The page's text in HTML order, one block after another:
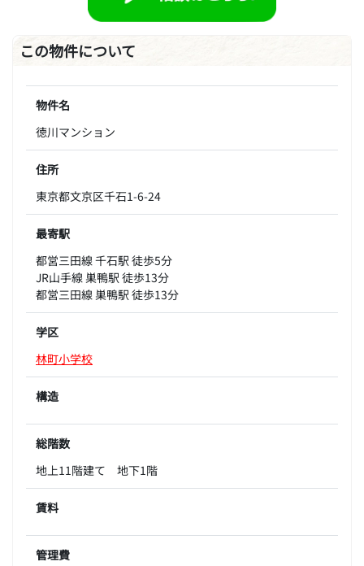
この物件について
物件名
徳川マンション
住所
東京都文京区千石1-6-24
最寄駅
都営三田線 千石駅 徒歩5分
JR山手線 巣鴨駅 徒歩13分
都営三田線 巣鴨駅 徒歩13分
学区
林町小学校
構造
総階数
地上11階建て 地下1階
賃料
管理費